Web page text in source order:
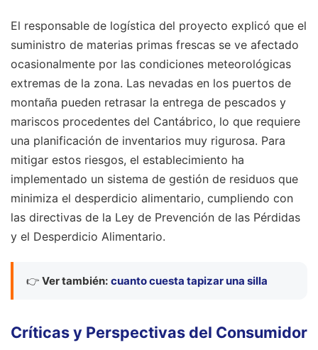
El responsable de logística del proyecto explicó que el
suministro de materias primas frescas se ve afectado
ocasionalmente por las condiciones meteorológicas
extremas de la zona. Las nevadas en los puertos de
montaña pueden retrasar la entrega de pescados y
mariscos procedentes del Cantábrico, lo que requiere
una planificación de inventarios muy rigurosa. Para
mitigar estos riesgos, el establecimiento ha
implementado un sistema de gestión de residuos que
minimiza el desperdicio alimentario, cumpliendo con
las directivas de la Ley de Prevención de las Pérdidas
y el Desperdicio Alimentario.
👉 Ver también: cuanto cuesta tapizar una silla
Críticas y Perspectivas del Consumidor